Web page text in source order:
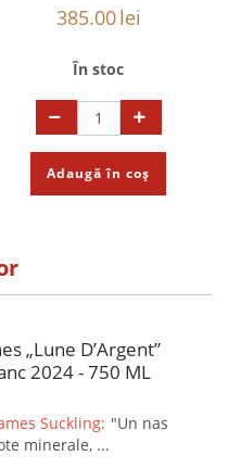
385.00lei
În stoc
Adaugă în coș
„Lune D’Argent”
2024 - 750 ML
Suckling: "Un nas
minerale, ...